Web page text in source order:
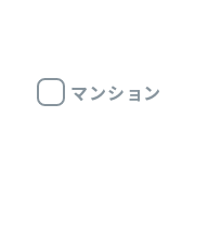
マンション